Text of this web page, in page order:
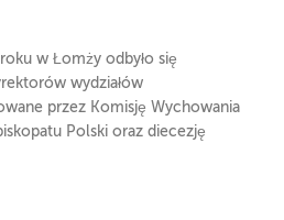
w Łomży odbyło się
wydziałów
przez Komisję Wychowania
Polski oraz diecezję